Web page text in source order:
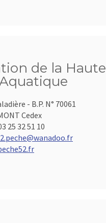
de la
- B.P. N° 70061
Cedex
25 32 51 10